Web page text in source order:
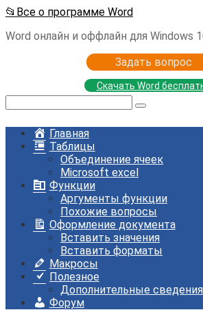
Перейти
контенту
📂Все о программе Word
Word онлайн и оффлайн для Windows
Задать вопрос
Скачать Word
Главная
Таблицы
Объединение ячеек
Microsoft excel
Функции
Аргументы функции
Похожие вопросы
Оформление документа
Вставить значения
Вставить форматы
Макросы
Полезное
Дополнительные сведения
Форум